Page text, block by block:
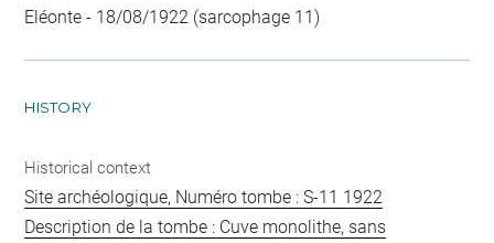
Eléonte - 18/08/1922 (sarcophage 11)
HISTORY
Historical context
Site archéologique, Numéro tombe : S-11 1922
Description de la tombe : Cuve monolithe, sans